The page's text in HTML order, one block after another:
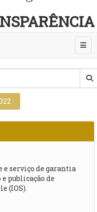
e serviço de garantia
publicação de
(IOS).